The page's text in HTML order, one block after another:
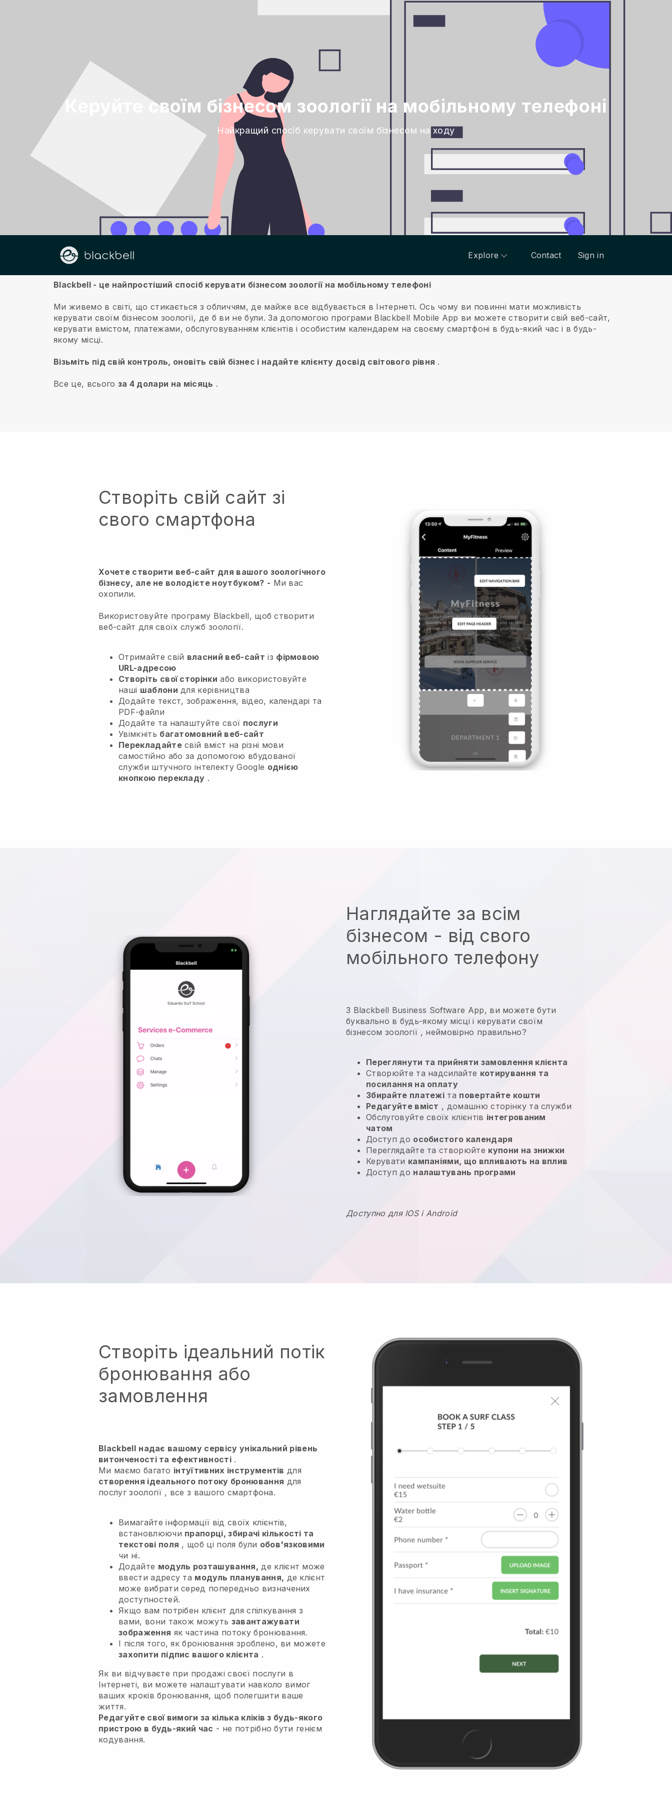
Керуйте своїм бізнесом зоології на мобільному телефоні
Найкращий спосіб керувати своїм бізнесом на ходу
Explore Contact Sign in
Про нас
Blackbell - це найпростіший спосіб керувати бізнесом зоології на мобільному телефоні
Ми живемо в світі, що стикається з обличчям, де майже все відбувається в Інтернеті. Ось чому ви повинні мати можливість
керувати своїм бізнесом зоології, де б ви не були. За допомогою програми Blackbell Mobile App ви можете створити свій веб-сайт,
керувати вмістом, платежами, обслуговуванням клієнтів і особистим календарем на своєму смартфоні в будь-який час і в будь-
якому місці.
Візьміть під свій контроль, оновіть свій бізнес і надайте клієнту досвід світового рівня .
Все це, всього за 4 долари на місяць .
Створіть свій сайт зі
свого смартфона
Хочете створити веб-сайт для вашого зоологічного
бізнесу, але не володієте ноутбуком? - Ми вас
охопили.
Використовуйте програму Blackbell, щоб створити
веб-сайт для своїх служб зоології.
Отримайте свій власний веб-сайт із фірмовою
URL-адресою
Створіть свої сторінки або використовуйте
наші шаблони для керівництва
Додайте текст, зображення, відео, календарі та
PDF-файли
Додайте та налаштуйте свої послуги
Увімкніть багатомовний веб-сайт
Перекладайтесвій вміст на різні мови
самостійно або за допомогою вбудованої
служби штучного інтелекту Google однією
кнопкою перекладу .
Наглядайте за всім
бізнесом - від свого
мобільного телефону
З Blackbell Business Software App, ви можете бути
буквально в будь-якому місці і керувати своїм
бізнесом зоології , неймовірно правильно?
Переглянути та прийняти замовлення клієнта
Створюйте та надсилайте котирування та
посилання на оплату
Збирайте платежі та повертайте кошти
Редагуйте вміст , домашню сторінку та служби
Обслуговуйте своїх клієнтів інтегрованим
чатом
Доступ до особистого календаря
Переглядайте та створюйте купони на знижки
Керувати кампаніями, що впливають на вплив
Доступ до налаштувань програми
Доступно для IOS і Android
Створіть ідеальний потік
бронювання або
замовлення
Blackbell надає вашому сервісу унікальний рівень
витонченості та ефективності.
Ми маємо багато інтуїтивних інструментів для
створення ідеального потоку бронювання для
послуг зоології , все з вашого смартфона.
Вимагайте інформації від своїх клієнтів,
встановлюючи прапорці, збирачі кількості та
текстові поля , щоб ці поля були обов'язковими
чи ні.
Додайте модуль розташування, де клієнт може
ввести адресу та модуль планування, де клієнт
може вибрати серед попередньо визначених
доступностей.
Якщо вам потрібен клієнт для спілкування з
вами, вони також можуть завантажувати
зображення як частина потоку бронювання.
І після того, як бронювання зроблено, ви можете
захопити підпис вашого клієнта .
Як ви відчуваєте при продажі своєї послуги в
Інтернеті, ви можете налаштувати навколо вимог
ваших кроків бронювання, щоб полегшити ваше
життя.
Редагуйте свої вимоги за кілька кліків з будь-якого
пристрою в будь-який час - не потрібно бути генієм
кодування.